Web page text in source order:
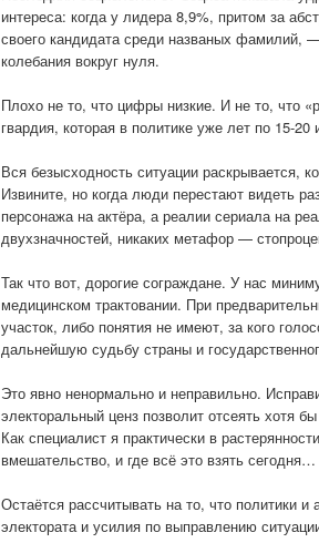
интереса: когда у лидера 8,9%, притом за
своего кандидата среди названых фамилий,
колебания вокруг нуля.
Плохо не то, что цифры низкие. И не то, что
гвардия, которая в политике уже лет по 15-
Вся безысходность ситуации раскрывается,
Извините, но когда люди перестают видеть
персонажа на актёра, а реалии сериала на
двухзначностей, никаких метафор —
Так что вот, дорогие сограждане. У нас
медицинском трактовании. При
участок, либо понятия не имеют, за кого
дальнейшую судьбу страны и
Это явно ненормально и неправильно.
электоральный ценз позволит отсеять хотя
Как специалист я практически в
вмешательство, и где всё это взять сегодня…
Остаётся рассчитывать на то, что политики
электората и усилия по выправлению